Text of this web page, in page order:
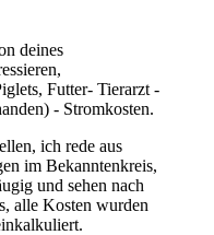
deines
Futter- Tierarzt -
- Stromkosten.
ich rede aus
im Bekanntenkreis,
und sehen nach
alle Kosten wurden